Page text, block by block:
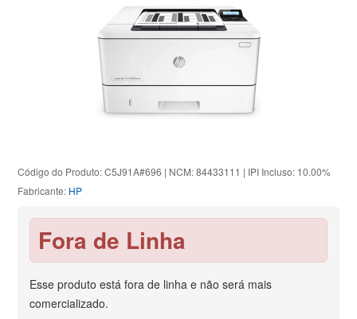
Código do Produto: C5J91A#696 | NCM: 84433111 | IPI Incluso: 10.00%
Fabricante: HP
Fora de Linha
Esse produto está fora de linha e não será mais
comercializado.